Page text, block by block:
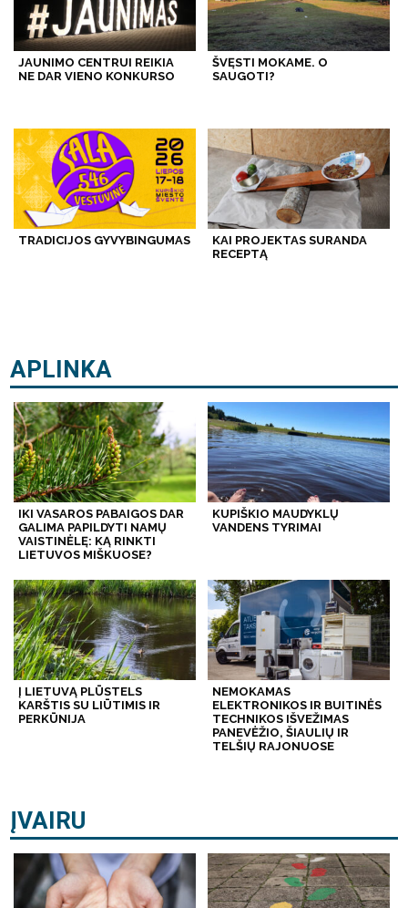
JAUNIMO CENTRUI REIKIA
NE DAR VIENO KONKURSO
ŠVĘSTI MOKAME. O
SAUGOTI?
TRADICIJOS GYVYBINGUMAS
KAI PROJEKTAS SURANDA
RECEPTĄ
APLINKA
IKI VASAROS PABAIGOS DAR
GALIMA PAPILDYTI NAMŲ
VAISTINĖLĘ: KĄ RINKTI
LIETUVOS MIŠKUOSE?
KUPIŠKIO MAUDYKLŲ
VANDENS TYRIMAI
Į LIETUVĄ PLŪSTELS
KARŠTIS SU LIŪTIMIS IR
PERKŪNIJA
NEMOKAMAS
ELEKTRONIKOS IR BUITINĖS
TECHNIKOS IŠVEŽIMAS
PANEVĖŽIO, ŠIAULIŲ IR
TELŠIŲ RAJONUOSE
ĮVAIRU